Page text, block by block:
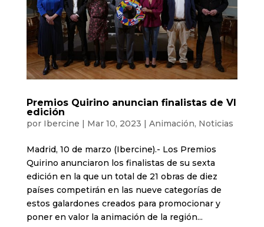
Premios Quirino anuncian finalistas de VI
edición
por Ibercine | Mar 10, 2023 | Animación, Noticias
Madrid, 10 de marzo (Ibercine).- Los Premios
Quirino anunciaron los finalistas de su sexta
edición en la que un total de 21 obras de diez
países competirán en las nueve categorías de
estos galardones creados para promocionar y
poner en valor la animación de la región...